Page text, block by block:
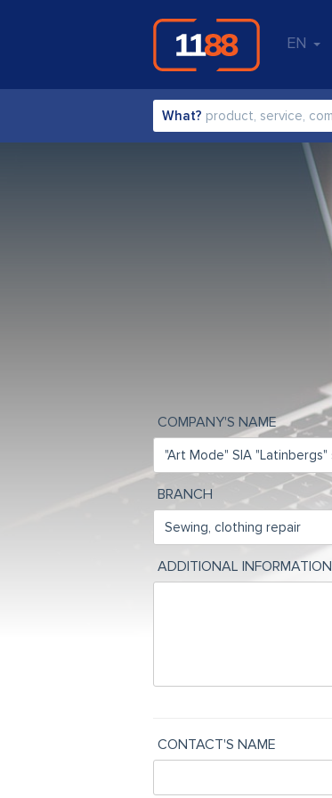
EN
What?
COMPANY'S NAME
BRANCH
ADDITIONAL INFORMATION
CONTACT'S NAME